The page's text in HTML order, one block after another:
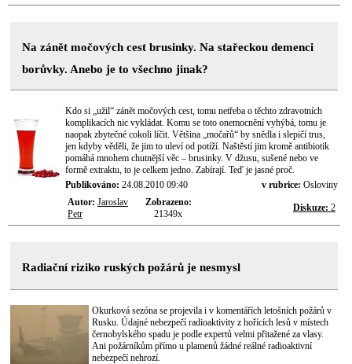
Na zánět močových cest brusinky. Na stařeckou demenci
borůvky. Anebo je to všechno jinak?
Kdo si „užil“ zánět močových cest, tomu netřeba o těchto zdravotních
komplikacích nic vykládat. Komu se toto onemocnění vyhýbá, tomu je
naopak zbytečné cokoli líčit. Většina „močařů“ by snědla i slepičí trus,
jen kdyby věděli, že jim to uleví od potíží. Naštěstí jim kromě antibiotik
pomáhá mnohem chutnější věc – brusinky. V džusu, sušené nebo ve
formě extraktu, to je celkem jedno. Zabírají. Teď je jasné proč.
Publikováno: 24.08.2010 09:40 v rubrice: Osloviny
Autor: Jaroslav
Petr
Zobrazeno:
21349x
Diskuze: 2
Radiační riziko ruských požárů je nesmysl
Okurková sezóna se projevila i v komentářích letošních požárů v
Rusku. Údajné nebezpečí radioaktivity z hořících lesů v místech
černobylského spadu je podle expertů velmi přitažené za vlasy.
Ani požárníkům přímo u plamenů žádné reálné radioaktivní
nebezpečí nehrozí.